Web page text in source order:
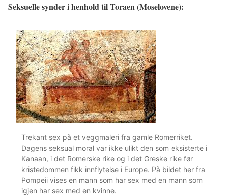
Seksuelle synder i henhold til Toraen (Moselovene):
Trekant sex på et veggmaleri fra gamle Romerriket.
Dagens seksual moral var ikke ulikt den som eksisterte i
Kanaan, i det Romerske rike og i det Greske rike før
kristedommen fikk innflytelse i Europe. På bildet her fra
Pompeii vises en mann som har sex med en mann som
igjen har sex med en kvinne.